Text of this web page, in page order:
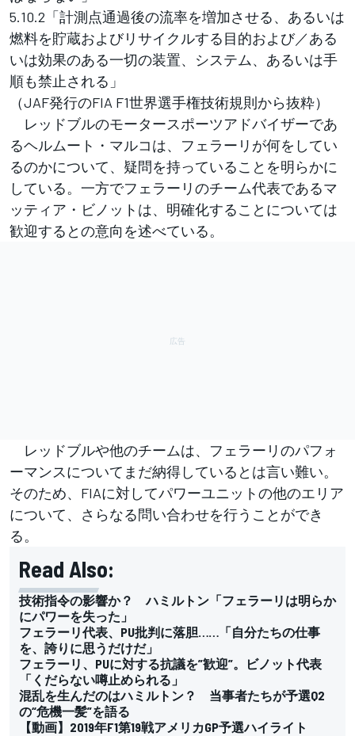
5.10.2「計測点通過後の流率を増加させる、あるいは
燃料を貯蔵およびリサイクルする目的および／ある
いは効果のある一切の装置、システム、あるいは手
順も禁止される」
（JAF発行のFIA F1世界選手権技術規則から抜粋）
レッドブルのモータースポーツアドバイザーであ
るヘルムート・マルコは、フェラーリが何をしてい
るのかについて、疑問を持っていることを明らかに
している。一方でフェラーリのチーム代表であるマ
ッティア・ビノットは、明確化することについては
歓迎するとの意向を述べている。
レッドブルや他のチームは、フェラーリのパフォ
ーマンスについてまだ納得しているとは言い難い。
そのため、FIAに対してパワーユニットの他のエリア
について、さらなる問い合わせを行うことができ
る。
Read Also:
技術指令の影響か？ ハミルトン「フェラーリは明らか
にパワーを失った」
フェラーリ代表、PU批判に落胆……「自分たちの仕事
を、誇りに思うだけだ」
フェラーリ、PUに対する抗議を”歓迎”。ビノット代表
「くだらない噂止められる」
混乱を生んだのはハミルトン？ 当事者たちが予選Q2
の“危機一髪”を語る
【動画】2019年F1第19戦アメリカGP予選ハイライト